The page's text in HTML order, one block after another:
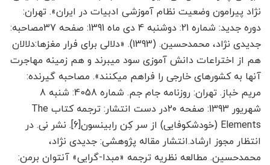
نژاد پیرامون وضعیت نظام آموزشی ادبیات در ایران». تهران:
دوره جدید: شماره 21: دوشنبه 4 دی ماه 1391: صفحه 37مصاحبه:
جدیدی نژاد، محمدحسین. (1393). «دلالی برای فرار مغزها:دلالان
هم از اختراعات دانش آموزی سود می­برند و هم زمینه مهاجرت
آنها به کشورهای خارجی را فراهم می­کنند». مصاحبه گیرنده:
مریم خباز. تهران: روزنامه جام جم. شماره 4058: شنبه 8
شهریور 1393: صفحه ۲۰در دست انتشار: ترجمه کتاب The
Elements (خودشکوفایی) از سر کِن رابینسون[6]. نشر نی. در
انتظار مجوز ارشاد.انتشار مقاله پژوهشی: جدیدی نژاد،
محمدحسین. مطالعه نظریه ترجمه «مبدا-گرایی» آنتوان برمن: